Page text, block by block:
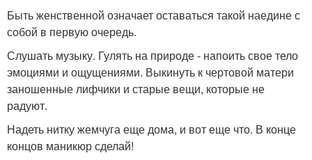
Быть женственной означает оставаться такой наедине с
собой в первую очередь.
Слушать музыку. Гулять на природе - напоить свое тело
эмоциями и ощущениями. Выкинуть к чертовой матери
заношенные лифчики и старые вещи, которые не
радуют.
Надеть нитку жемчуга еще дома, и вот еще что. В конце
концов маникюр сделай!